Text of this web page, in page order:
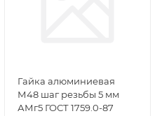
Гайка алюминиевая
М48 шаг резьбы 5 мм
АМг5 ГОСТ 1759.0-87